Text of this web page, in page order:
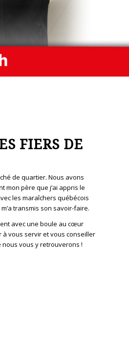
FIERS DE
de quartier. Nous avons
mon père que j’ai appris le
les maraîchers québécois
transmis son savoir-faire.
avec une boule au cœur
à vous servir et vous conseiller
nous vous y retrouverons !